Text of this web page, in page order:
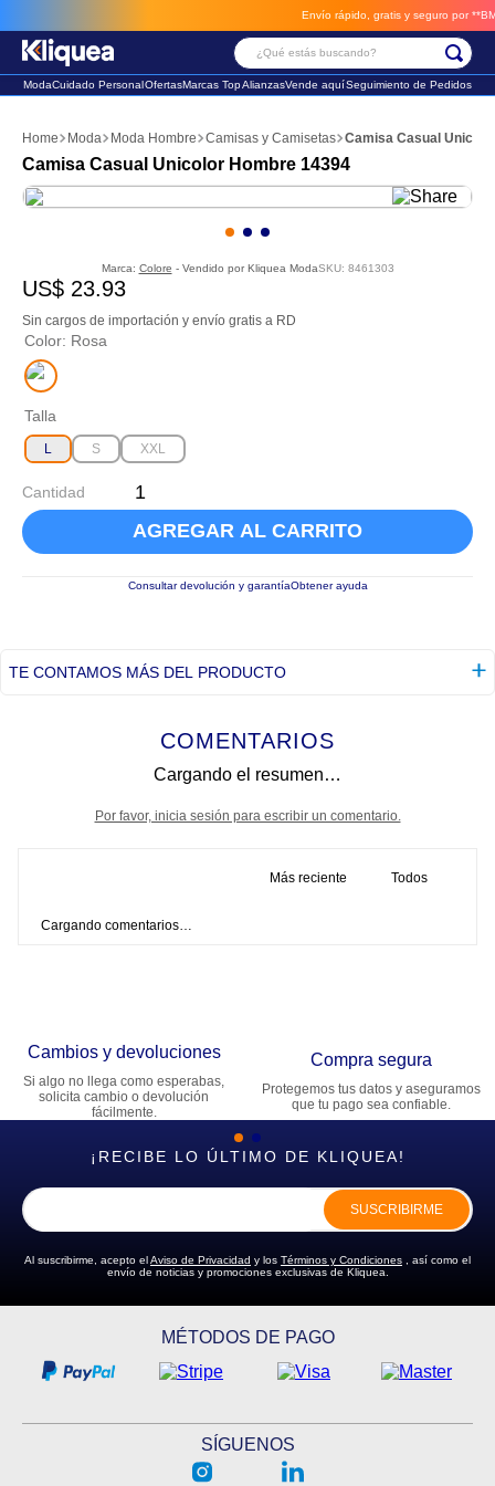
Envío rápido, gratis y seguro por **BM-
¿Qué estás buscando?
ModaCuidado PersonalOfertasMarcas TopAlianzasVende aquíSeguimiento de Pedidos
Moda Moda Hombre Camisas y Camisetas Camisa Casual
Camisa Casual Unicolor Hombre 14394
Marca: Colore - Vendido por Kliquea ModaSKU: 8461303
US$ 23.93
Sin cargos de importación y envío gratis a RD
Color: Rosa
Talla
L S XXL
Cantidad
AGREGAR AL CARRITO
Consultar devolución y garantíaObtener ayuda
TE CONTAMOS MÁS DEL PRODUCTO
COMENTARIOS
Cargando el resumen…
Por favor, inicia sesión para escribir un comentario.
Más reciente Todos
Cargando comentarios…
Cambios y devoluciones
Si algo no llega como esperabas,
solicita cambio o devolución
fácilmente.
Compra segura
Protegemos tus datos y aseguramos
que tu pago sea confiable.
¡RECIBE LO ÚLTIMO DE KLIQUEA!
SUSCRIBIRME
Al suscribirme, acepto elAviso de Privacidad y los Términos y Condiciones , así como el
envío de noticias y promociones exclusivas de Kliquea.
MÉTODOS DE PAGO
SÍGUENOS
2. sandalia